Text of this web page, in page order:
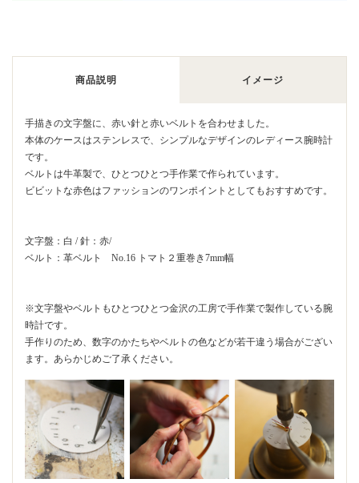
商品説明 イメージ
手描きの文字盤に、赤い針と赤いベルトを合わせました。
本体のケースはステンレスで、シンプルなデザインのレディース腕時計
です。
ベルトは牛革製で、ひとつひとつ手作業で作られています。
ビビットな赤色はファッションのワンポイントとしてもおすすめです。
文字盤：白 / 針：赤/
ベルト：革ベルト No.16 トマト２重巻き7mm幅
※文字盤やベルトもひとつひとつ金沢の工房で手作業で製作している腕
時計です。
手作りのため、数字のかたちやベルトの色などが若干違う場合がござい
ます。あらかじめご了承ください。